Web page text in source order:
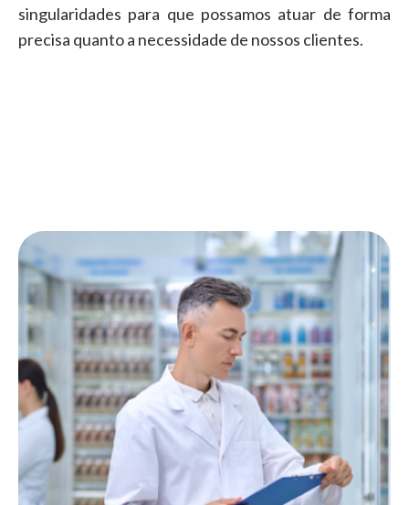
singularidades para que possamos atuar de forma
precisa quanto a necessidade de nossos clientes.